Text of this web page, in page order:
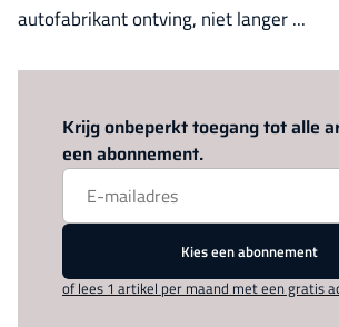
autofabrikant ontving, niet langer ...
Krijg onbeperkt toegang tot alle
een abonnement.
Kies een abonnement
of lees 1 artikel per maand met een gratis